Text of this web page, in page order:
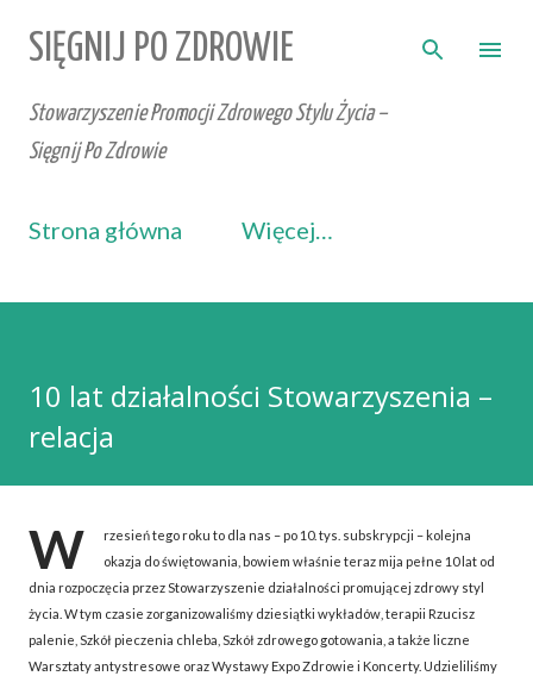
Przejdź do głównej zawartości
SIĘGNIJ PO ZDROWIE
Stowarzyszenie Promocji Zdrowego Stylu Życia –
Sięgnij Po Zdrowie
Strona główna Więcej…
10 lat działalności Stowarzyszenia –
relacja
W
rzesień tego roku to dla nas – po 10. tys. subskrypcji – kolejna
okazja do świętowania, bowiem właśnie teraz mija pełne 10 lat od
dnia rozpoczęcia przez Stowarzyszenie działalności promującej zdrowy styl
życia. W tym czasie zorganizowaliśmy dziesiątki wykładów, terapii Rzucisz
palenie, Szkół pieczenia chleba, Szkół zdrowego gotowania, a także liczne
Warsztaty antystresowe oraz Wystawy Expo Zdrowie i Koncerty. Udzieliliśmy